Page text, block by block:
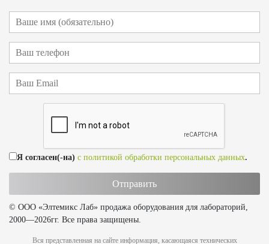
Я согласен(-на) с политикой обработки персональных данных.
© ООО «Элтемикс Лаб» продажа оборудования для лабораторий,
2000—2026гг. Все права защищены.
Вся представленная на сайте информация, касающаяся технических